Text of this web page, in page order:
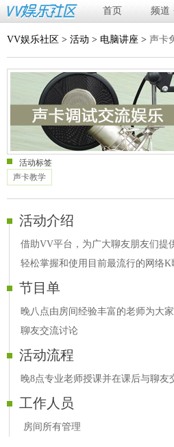
首页 频道
VV娱乐社区 > 活动 > 电脑讲座 > 声卡
活动标签
声卡教学
活动介绍
借助VV平台，为广大聊友朋友们提
轻松掌握和使用目前最流行的网络
节目单
晚八点由房间经验丰富的老师为大
聊友交流讨论
活动流程
晚8点专业老师授课并在课后与聊友
工作人员
房间所有管理